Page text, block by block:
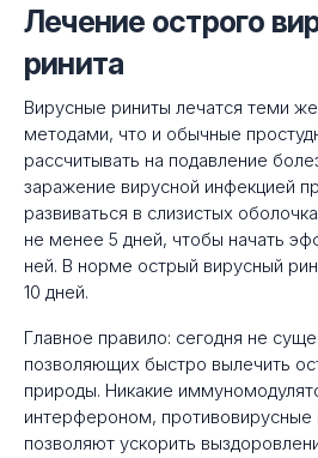
Лечение острого
ринита
Вирусные риниты лечатся теми
методами, что и обычные
рассчитывать на подавление
заражение вирусной инфекцией
развиваться в слизистых
не менее 5 дней, чтобы начать
ней. В норме острый вирусный
10 дней.
Главное правило: сегодня не
позволяющих быстро вылечить
природы. Никакие
интерфероном, противовирусные
позволяют ускорить